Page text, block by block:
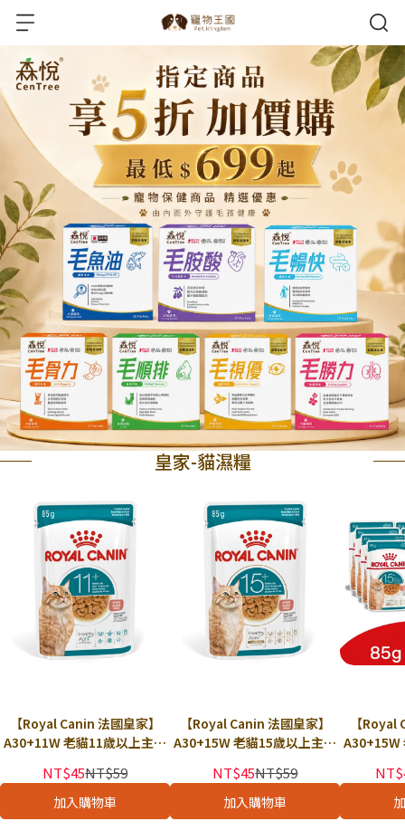
皇家-貓濕糧
【Royal Canin 法國皇家】
A30+11W 老貓11歲以上主食
貓主食罐 熟齡 老貓餐包 皇家
貓濕糧｜歐洲進口
NT$45NT$59
加入購物車
【Royal Canin 法國皇家】
A30+15W 老貓15歲以上主食
貓主食罐 熟齡 老貓餐包 皇家
貓濕糧｜歐洲進口
NT$45NT$59
加入購物車
【
A30+15W
餐包 貓主
皇家